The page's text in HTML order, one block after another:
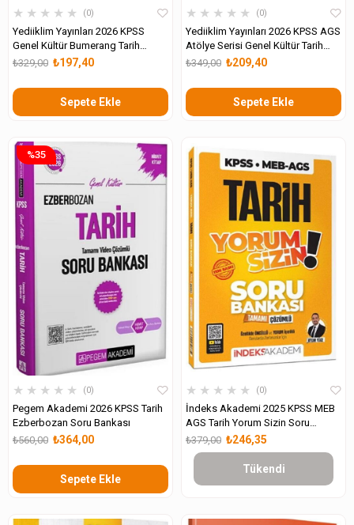
★ ★ ★ ★ ★ 0
Yediiklim Yayınları 2026 KPSS
Genel Kültür Bumerang Tarih
Tamamı Çözümlü Soru Bankası
₺197,40
₺329,00
Sepete Ekle
★ ★ ★ ★ ★ 0
Yediiklim Yayınları 2026 KPSS AGS
Atölye Serisi Genel Kültür Tarih
Tamamı Video Çözümlü Soru
₺209,40
₺349,00
Sepete Ekle
★ ★ ★ ★ ★ 0
Pegem Akademi 2026 KPSS Tarih
Ezberbozan Soru Bankası
₺364,00
₺560,00
Sepete Ekle
%35
★ ★ ★ ★ ★ 0
İndeks Akademi 2025 KPSS MEB
AGS Tarih Yorum Sizin Soru
Bankası ₺246,35
₺379,00
Tükendi